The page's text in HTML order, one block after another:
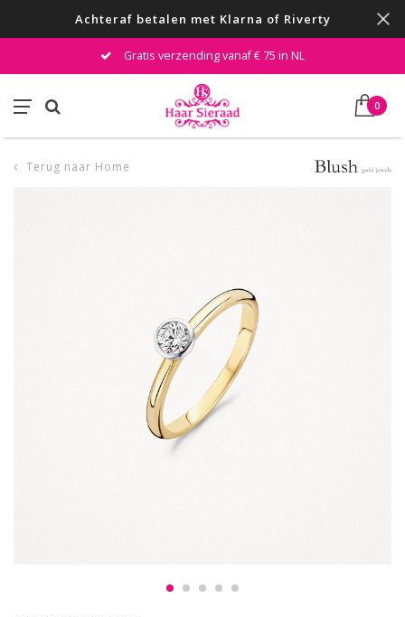
Achteraf betalen met Klarna of Riverty
Gratis verzending vanaf € 75 in NL
0
Terug naar Home